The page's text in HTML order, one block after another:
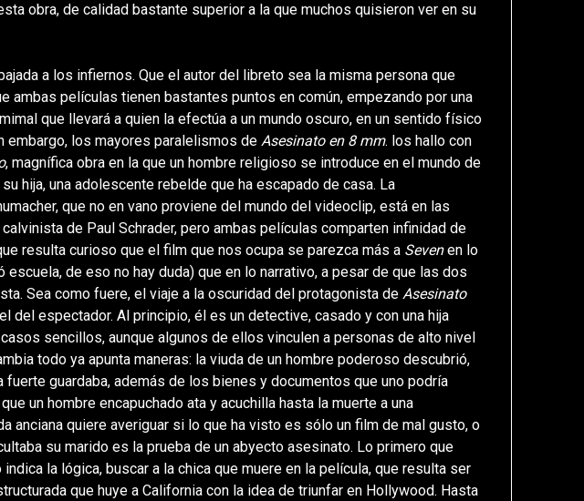
obra, de calidad bastante superior a la que muchos quisieron ver en su
a los infiernos. Que el autor del libreto sea la misma persona que
ambas películas tienen bastantes puntos en común, empezando por una
que llevará a quien la efectúa a un mundo oscuro, en un sentido físico
embargo, los mayores paralelismos deAsesinato en 8 mm. los hallo con
, magnífica obra en la que un hombre religioso se introduce en el mundo de
hija, una adolescente rebelde que ha escapado de casa. La
que no en vano proviene del mundo del videoclip, está en las
de Paul Schrader, pero ambas películas comparten infinidad de
resulta curioso que el film que nos ocupa se parezca más a Sevenen lo
escuela, de eso no hay duda) que en lo narrativo, a pesar de que las dos
Sea como fuere, el viaje a la oscuridad del protagonista deAsesinato
del espectador. Al principio, él es un detective, casado y con una hija
sencillos, aunque algunos de ellos vinculen a personas de alto nivel
todo ya apunta maneras: la viuda de un hombre poderoso descubrió,
fuerte guardaba, además de los bienes y documentos que uno podría
un hombre encapuchado ata y acuchilla hasta la muerte a una
anciana quiere averiguar si lo que ha visto es sólo un film de mal gusto, o
su marido es la prueba de un abyecto asesinato. Lo primero que
la lógica, buscar a la chica que muere en la película, que resulta ser
que huye a California con la idea de triunfar en Hollywood. Hasta